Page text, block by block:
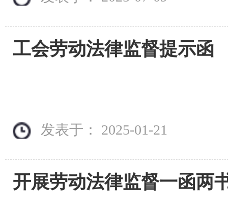
工会劳动法律监督提示函
发表于： 2025-01-21